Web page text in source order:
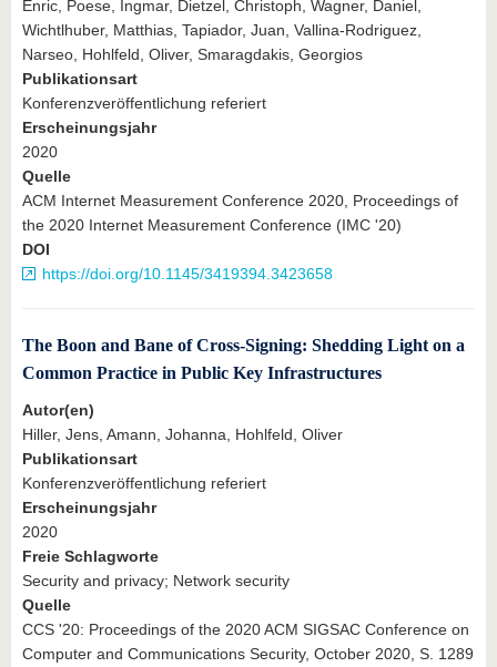
Enric, Poese, Ingmar, Dietzel, Christoph, Wagner, Daniel,
Wichtlhuber, Matthias, Tapiador, Juan, Vallina-Rodriguez,
Narseo, Hohlfeld, Oliver, Smaragdakis, Georgios
Publikationsart
Konferenzveröffentlichung referiert
Erscheinungsjahr
2020
Quelle
ACM Internet Measurement Conference 2020, Proceedings of
the 2020 Internet Measurement Conference (IMC '20)
DOI
https://doi.org/10.1145/3419394.3423658
The Boon and Bane of Cross-Signing: Shedding Light on a
Common Practice in Public Key Infrastructures
Autor(en)
Hiller, Jens, Amann, Johanna, Hohlfeld, Oliver
Publikationsart
Konferenzveröffentlichung referiert
Erscheinungsjahr
2020
Freie Schlagworte
Security and privacy; Network security
Quelle
CCS '20: Proceedings of the 2020 ACM SIGSAC Conference on
Computer and Communications Security, October 2020, S. 1289